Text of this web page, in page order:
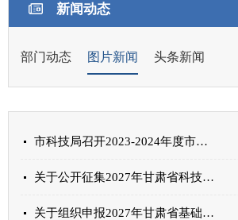
新闻动态
部门动态 图片新闻 头条新闻
市科技局召开2023-2024年度市级科技计划项目验收汇报会（医疗类项目专场）
关于公开征集2027年甘肃省科技计划重大科研任务需求的通知
关于组织申报2027年甘肃省基础研究计划部分项目的通知